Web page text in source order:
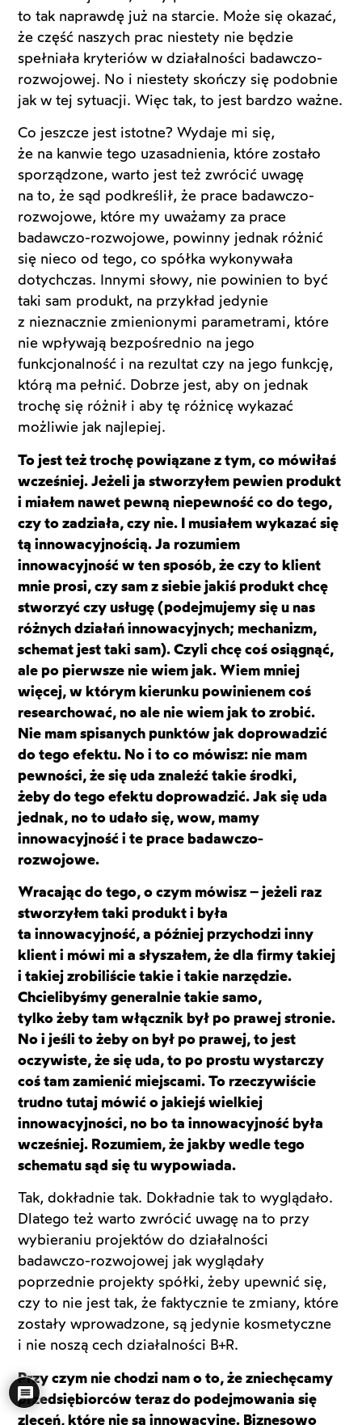
to tak naprawdę już na starcie. Może się okazać,
że część naszych prac niestety nie będzie
spełniała kryteriów w działalności badawczo-
rozwojowej. No i niestety skończy się podobnie
jak w tej sytuacji. Więc tak, to jest bardzo ważne.
Co jeszcze jest istotne? Wydaje mi się,
że na kanwie tego uzasadnienia, które zostało
sporządzone, warto jest też zwrócić uwagę
na to, że sąd podkreślił, że prace badawczo-
rozwojowe, które my uważamy za prace
badawczo-rozwojowe, powinny jednak różnić
się nieco od tego, co spółka wykonywała
dotychczas. Innymi słowy, nie powinien to być
taki sam produkt, na przykład jedynie
z nieznacznie zmienionymi parametrami, które
nie wpływają bezpośrednio na jego
funkcjonalność i na rezultat czy na jego funkcję,
którą ma pełnić. Dobrze jest, aby on jednak
trochę się różnił i aby tę różnicę wykazać
możliwie jak najlepiej.
To jest też trochę powiązane z tym, co mówiłaś
wcześniej. Jeżeli ja stworzyłem pewien produkt
i miałem nawet pewną niepewność co do tego,
czy to zadziała, czy nie. I musiałem wykazać się
tą innowacyjnością. Ja rozumiem
innowacyjność w ten sposób, że czy to klient
mnie prosi, czy sam z siebie jakiś produkt chcę
stworzyć czy usługę (podejmujemy się u nas
różnych działań innowacyjnych; mechanizm,
schemat jest taki sam). Czyli chcę coś osiągnąć,
ale po pierwsze nie wiem jak. Wiem mniej
więcej, w którym kierunku powinienem coś
researchować, no ale nie wiem jak to zrobić.
Nie mam spisanych punktów jak doprowadzić
do tego efektu. No i to co mówisz: nie mam
pewności, że się uda znaleźć takie środki,
żeby do tego efektu doprowadzić. Jak się uda
jednak, no to udało się, wow, mamy
innowacyjność i te prace badawczo-
rozwojowe.
Wracając do tego, o czym mówisz – jeżeli raz
stworzyłem taki produkt i była
ta innowacyjność, a później przychodzi inny
klient i mówi mi a słyszałem, że dla firmy takiej
i takiej zrobiliście takie i takie narzędzie.
Chcielibyśmy generalnie takie samo,
tylko żeby tam włącznik był po prawej stronie.
No i jeśli to żeby on był po prawej, to jest
oczywiste, że się uda, to po prostu wystarczy
coś tam zamienić miejscami. To rzeczywiście
trudno tutaj mówić o jakiejś wielkiej
innowacyjności, no bo ta innowacyjność była
wcześniej. Rozumiem, że jakby wedle tego
schematu sąd się tu wypowiada.
Tak, dokładnie tak. Dokładnie tak to wyglądało.
Dlatego też warto zwrócić uwagę na to przy
wybieraniu projektów do działalności
badawczo-rozwojowej jak wyglądały
poprzednie projekty spółki, żeby upewnić się,
czy to nie jest tak, że faktycznie te zmiany, które
zostały wprowadzone, są jedynie kosmetyczne
i nie noszą cech działalności B+R.
Przy czym nie chodzi nam o to, że zniechęcamy
przedsiębiorców teraz do podejmowania się
zleceń, które nie są innowacyjne. Biznesowo